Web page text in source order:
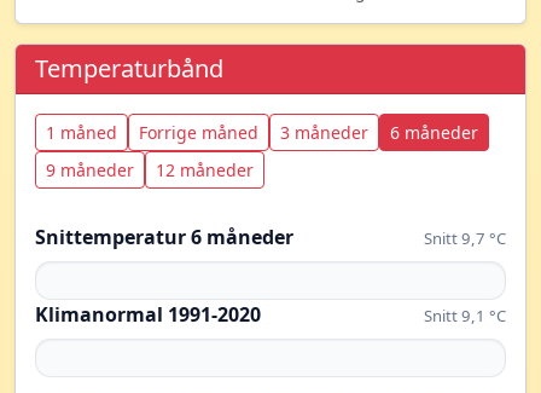
Temperaturbånd
1 måned Forrige måned 3 måneder
6 måneder
9 måneder
12 måneder
Snittemperatur 6 måneder Snitt 9,7 °C
Klimanormal 1991-2020 Snitt 9,1 °C